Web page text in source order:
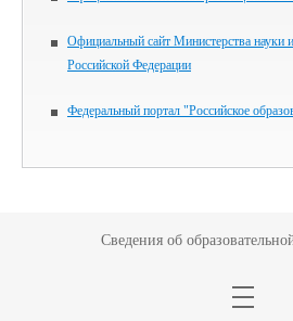
Официальный сайт Министерства науки
Российской Федерации
Федеральный портал "Российское
Сведения об